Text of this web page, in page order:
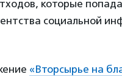
которые
социальной
«Вторсырье на